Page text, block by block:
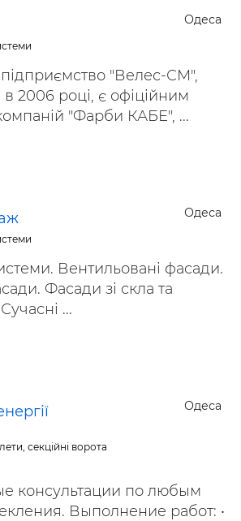
Одеса
"Велес-СМ",
2006 році, є офіційним
"Фарби КАБЕ", ...
Одеса
Вентильовані фасади.
Фасади зі скла та
...
Одеса
секційні ворота
консультации по любым
Выполнение работ: •